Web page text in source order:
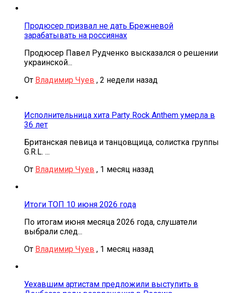
Продюсер призвал не дать Брежневой
зарабатывать на россиянах
Продюсер Павел Рудченко высказался о решении
украинской...
От Владимир Чуев , 2 недели назад
Исполнительница хита Party Rock Anthem умерла в
36 лет
Британская певица и танцовщица, солистка группы
G.R.L. ...
От Владимир Чуев , 1 месяц назад
Итоги ТОП 10 июня 2026 года
По итогам июня месяца 2026 года, слушатели
выбрали след...
От Владимир Чуев , 1 месяц назад
Уехавшим артистам предложили выступить в